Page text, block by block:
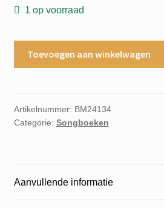
1 op voorraad
Toevoegen aan winkelwagen
Artikelnummer: BM24134
Categorie: Songboeken
Aanvullende informatie